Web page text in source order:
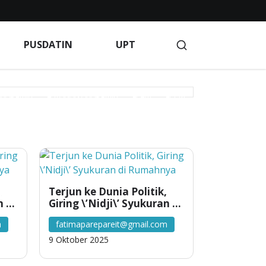
Indeks Berita
INFO
Terms of Service
Terms of Service
Indonesia
PUSDATIN UPT
di
Terjun ke Dunia Politik,
Giring \’Nidji\’ Syukuran di
Rumahnya
fatimaparepareit@gmail.com
9 Oktober 2025